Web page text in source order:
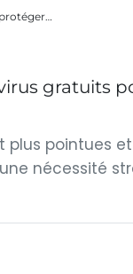
gratuits
plus pointues
nécessité